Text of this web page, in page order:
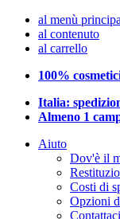
al menù
al contenuto
al carrello
100%
Italia:
Almeno 1
Aiuto
Dov'è il
Costi di
Opzioni
Contattaci